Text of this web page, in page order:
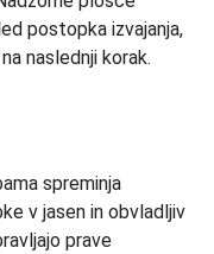
postopka izvajanja,
naslednji korak.
spreminja
v jasen in obvladljiv
prave